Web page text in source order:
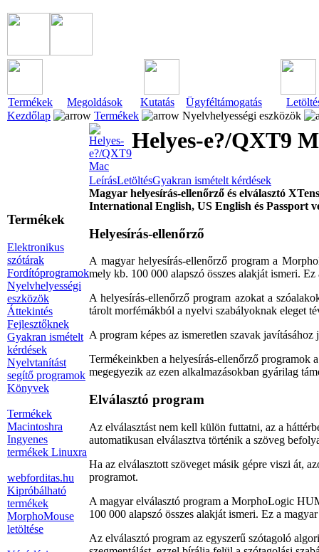
Termékek Megoldások Kutatás Ügyféltámogatás
Kezdőlap
Termékek Nyelvhelyességi eszközök
Termékek
Elektronikus
szótárak
Fordítóprogramok
Nyelvhelyességi
eszközök
Áttekintés
Fejlesztőknek
Gyakran ismételt
kérdések
Nyelvtanítást
segítő programok
Könyvek
Termékek
Macintoshra
Ingyenes
termékek Linuxra
webforditas.hu
Kipróbálható
termékek
MorphoMouse
letöltése
Helyes-e?/QXT9
LeírásLetöltésGyakran ismételt kérdések
Magyar helyesírás-ellenőrző és elválasztó
International English, US English és Passport
Helyesírás-ellenőrző
A magyar helyesírás-ellenőrző program a
mely kb. 100 000 alapszó összes alakját ismeri.
A helyesírás-ellenőrző program azokat a
tárolt morfémákból a nyelvi szabályoknak eleget
A program képes az ismeretlen szavak javításához
Termékeinkben a helyesírás-ellenőrző programok
megegyezik az ezen alkalmazásokban gyárilag
Elválasztó program
Az elválasztást nem kell külön futtatni, az a
automatikusan elválasztva történik a szöveg
Ha az elválasztott szöveget másik gépre viszi át,
programot.
A magyar elválasztó program a MorphoLogic
100 000 alapszó összes alakját ismeri. Ez a
Az elválasztó program az egyszerű szótagoló